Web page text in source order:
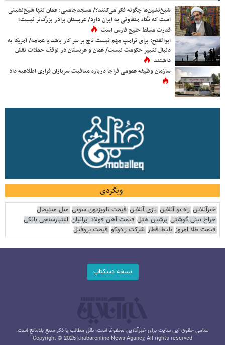
شیخ‌نشین‌ها چگونه فکر می‌کنند؟/ مسجدجامعی: عمان تنها شیخ‌نشینی
است که نگاه متفاوتی به ایران دارد/ عربستان برادر بزرگ‌تر نیست؛
قدرت مسلط خلیج فارس است
ابوالفتح: برای ترامپ مهم نیست تاج بر سر کار باشد یا عمامه/ آمریکا به
دنبال تغییر حکومت نیست/ عمان و عربستان در توقف حملات نقش
داشتند
سازمان وظیفه عمومی فراجا درباره معافیت سربازان فراری اطلاعیه داد
وبگردی
خبرآنلاین راه نو آنلاین بازی آنلاین قیمت تلویزیون سونی مبل مینیمال
جراح بینی گوشتی پرشین هتل قیمت آهن فولاد ایرانیان اعتبارسنجی بانکی
قیمت طلا امروز بلیط قطار شرکت رادوکو قیمت پروفیل
نسخه دسکتاپ
تمامی حقوق این سایت برای خبرآنلاین محفوظ است. نقل مطالب با ذکر منبع بلامانع است.
Copyright © 2025 khabaronline News Agancy, All rights reserved